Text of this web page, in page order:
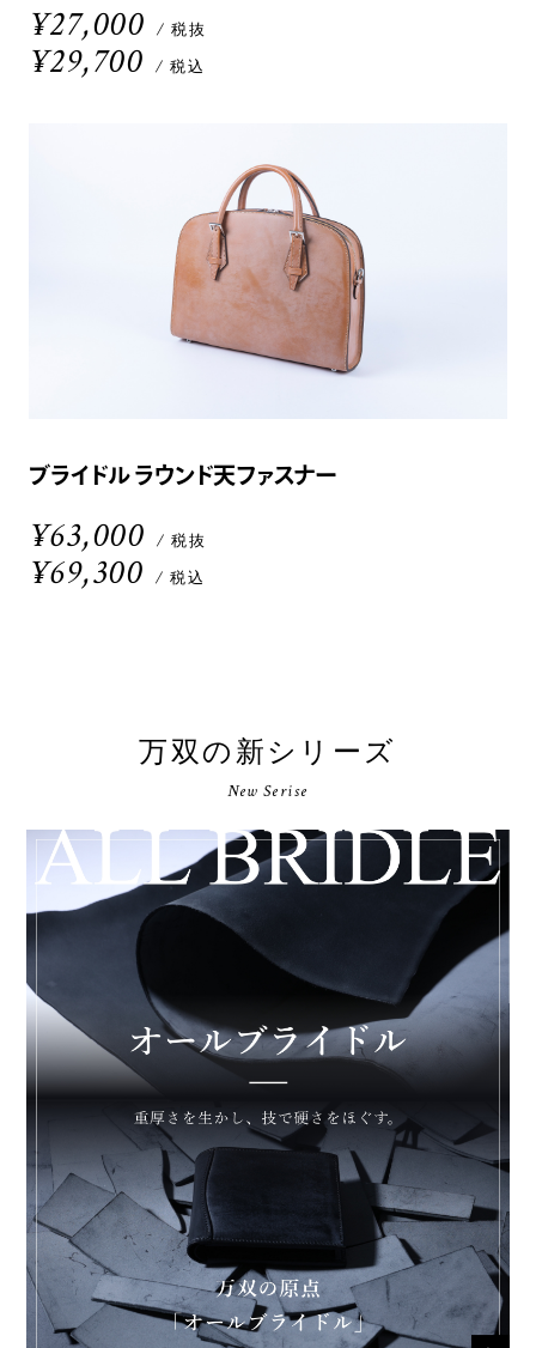
¥27,000 / 税抜
¥29,700 / 税込
ブライドル ラウンド天ファスナー
¥63,000 / 税抜
¥69,300 / 税込
万双の新シリーズ
New Serise